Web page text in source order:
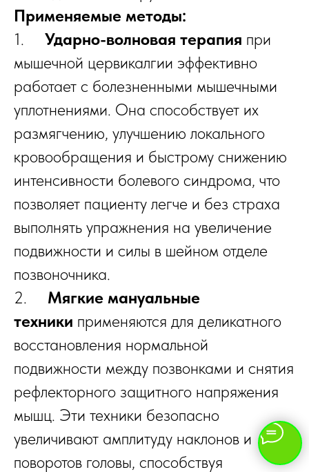
Применяемые методы:
1. Ударно-волновая терапия при
мышечной цервикалгии эффективно
работает с болезненными мышечными
уплотнениями. Она способствует их
размягчению, улучшению локального
кровообращения и быстрому снижению
интенсивности болевого синдрома, что
позволяет пациенту легче и без страха
выполнять упражнения на увеличение
подвижности и силы в шейном отделе
позвоночника.
2. Мягкие мануальные
техники применяются для деликатного
восстановления нормальной
подвижности между позвонками и снятия
рефлекторного защитного напряжения
мышц. Эти техники безопасно
увеличивают амплитуду наклонов и
поворотов головы, способствуя